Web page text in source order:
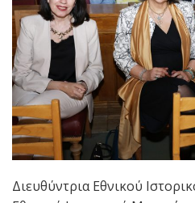
Διευθύντρια Εθνικού